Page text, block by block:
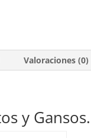
Valoraciones (0)
y